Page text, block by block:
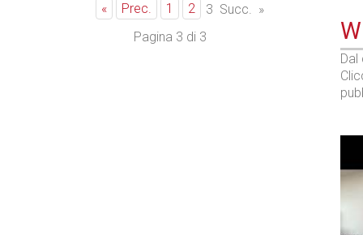
« Prec. 1 2 3 Succ. »
Pagina 3 di 3